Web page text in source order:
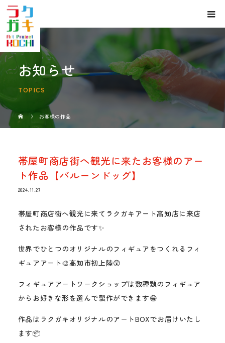
お知らせ
TOPICS
お客様の作品
帯屋町商店街へ観光に来たお客様のアー
ト作品【バルーンドッグ】
2024.11.27
帯屋町商店街へ観光に来てラクガキアート高知店に来店
されたお客様の作品です✨
世界でひとつのオリジナルのフィギュアをつくれるフィ
ギュアアート🎨高知市初上陸😲
フィギュアアートワークショップは数種類のフィギュア
からお好きな形を選んで製作ができます😁
作品はラクガキオリジナルのアートBOXでお届けいたし
ます📦